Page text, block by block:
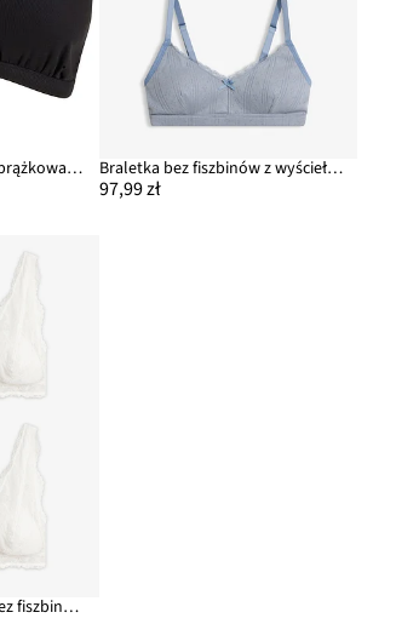
Biustonosz bralette z prążkowanej bawełny organicznej z koronką Braletka bez fiszbinów z wyściełanymi miseczkami i ażurowym wzorem, z bawełny organicznej,
97,99 zł
Biustonosz braletka bez fiszbinów z eleganckiej koronki (2 szt.)